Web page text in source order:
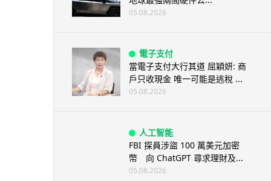
05.08.2026
電子支付
當電子支付大行其道 屈穎妍: 商
戶只收現金 唯一可能是逃稅 ...
05.08.2026
人工智能
FBI 探員涉盜 100 萬美元加密
幣 向 ChatGPT 尋求理財及...
05.08.2026